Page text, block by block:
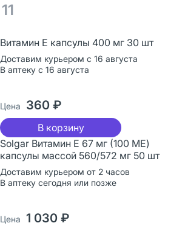
11
Витамин Е капсулы 400 мг 30 шт
Доставим курьером с 16 августа
В аптеку с 16 августа
Цена 360 ₽
В корзину
Solgar Витамин Е 67 мг (100 МЕ)
капсулы массой 560/572 мг 50 шт
Доставим курьером от 2 часов
В аптеку сегодня или позже
Цена 1 030 ₽